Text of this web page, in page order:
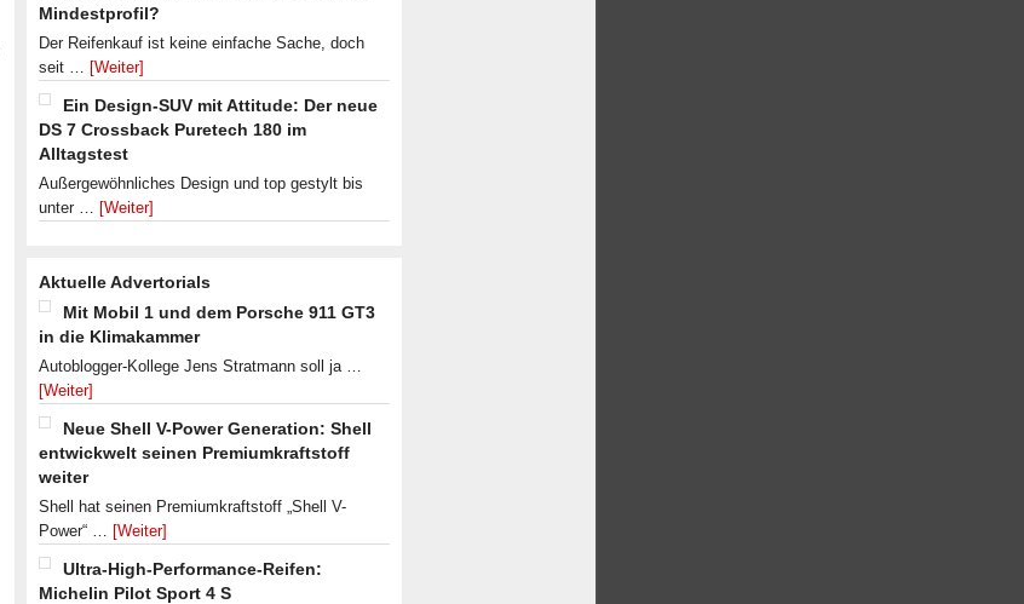
Mindestprofil?
Der Reifenkauf ist keine einfache Sache, doch
seit … [Weiter]
Ein Design-SUV mit Attitude: Der neue
DS 7 Crossback Puretech 180 im
Alltagstest
Außergewöhnliches Design und top gestylt bis
unter … [Weiter]
Aktuelle Advertorials
Mit Mobil 1 und dem Porsche 911 GT3
in die Klimakammer
Autoblogger-Kollege Jens Stratmann soll ja …
[Weiter]
Neue Shell V-Power Generation: Shell
entwickwelt seinen Premiumkraftstoff
weiter
Shell hat seinen Premiumkraftstoff „Shell V-
Power“ … [Weiter]
Ultra-High-Performance-Reifen:
Michelin Pilot Sport 4 S